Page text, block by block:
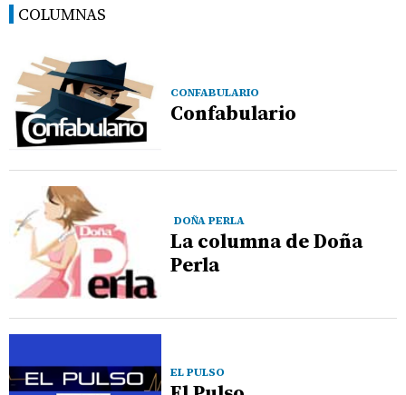
COLUMNAS
CONFABULARIO
Confabulario
DOÑA PERLA
La columna de Doña
Perla
EL PULSO